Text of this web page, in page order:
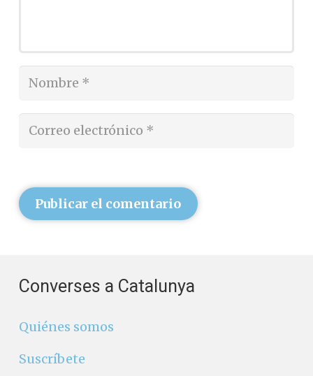
Publicar el comentario
Converses a Catalunya
Quiénes somos
Suscríbete